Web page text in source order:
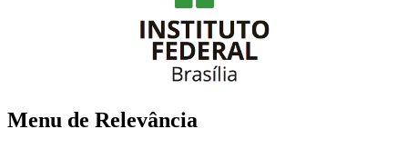
Menu de Relevância